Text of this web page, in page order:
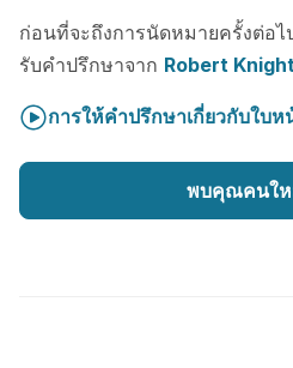
ก่อนที่จะถึงการนัดหมายครั้งต่อ
รับคำปรึกษาจาก Robert
การให้คำปรึกษาเกี่ยวกับใบ
พบคุณคนใ